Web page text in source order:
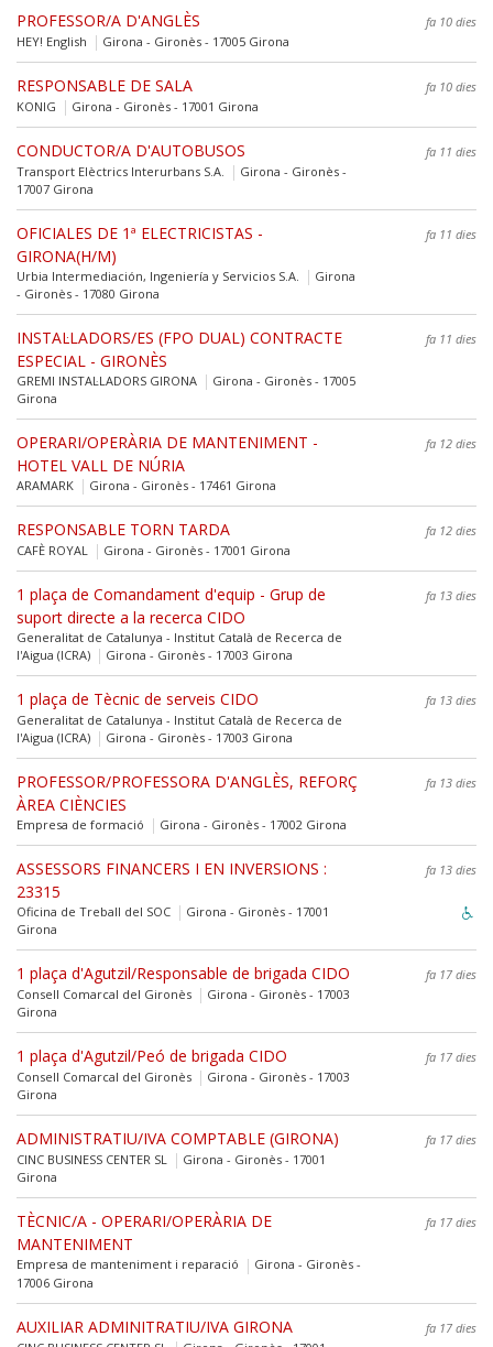
PROFESSOR/A D'ANGLÈS
fa 10 dies
HEY! English
Girona - Gironès - 17005 Girona
RESPONSABLE DE SALA
fa 10 dies
KONIG
Girona - Gironès - 17001 Girona
CONDUCTOR/A D'AUTOBUSOS
fa 11 dies
Transport Elèctrics Interurbans S.A.
Girona - Gironès -
17007 Girona
OFICIALES DE 1ª ELECTRICISTAS -
GIRONA(H/M)
fa 11 dies
Urbia Intermediación, Ingeniería y Servicios S.A.
Girona
- Gironès - 17080 Girona
INSTAL·LADORS/ES (FPO DUAL) CONTRACTE
ESPECIAL - GIRONÈS
fa 11 dies
GREMI INSTAL·LADORS GIRONA
Girona - Gironès - 17005
Girona
OPERARI/OPERÀRIA DE MANTENIMENT -
HOTEL VALL DE NÚRIA
fa 12 dies
ARAMARK Girona - Gironès - 17461 Girona
RESPONSABLE TORN TARDA
fa 12 dies
CAFÈ ROYAL
Girona - Gironès - 17001 Girona
1 plaça de Comandament d'equip - Grup de
suport directe a la recerca CIDO
fa 13 dies
Generalitat de Catalunya - Institut Català de Recerca de
l'Aigua (ICRA)
Girona - Gironès - 17003 Girona
1 plaça de Tècnic de serveis CIDO
fa 13 dies
Generalitat de Catalunya - Institut Català de Recerca de
l'Aigua (ICRA)
Girona - Gironès - 17003 Girona
PROFESSOR/PROFESSORA D'ANGLÈS, REFORÇ
ÀREA CIÈNCIES
fa 13 dies
Empresa de formació Girona - Gironès - 17002 Girona
ASSESSORS FINANCERS I EN INVERSIONS :
23315
fa 13 dies
Oficina de Treball del SOC
Girona - Gironès - 17001
Girona
1 plaça d'Agutzil/Responsable de brigada CIDO
fa 17 dies
Consell Comarcal del Gironès
Girona - Gironès - 17003
Girona
1 plaça d'Agutzil/Peó de brigada CIDO
fa 17 dies
Consell Comarcal del Gironès
Girona - Gironès - 17003
Girona
ADMINISTRATIU/IVA COMPTABLE (GIRONA)
fa 17 dies
CINC BUSINESS CENTER SL
Girona - Gironès - 17001
Girona
TÈCNIC/A - OPERARI/OPERÀRIA DE
MANTENIMENT
fa 17 dies
Empresa de manteniment i reparació
Girona - Gironès -
17006 Girona
AUXILIAR ADMINITRATIU/IVA GIRONA
fa 17 dies